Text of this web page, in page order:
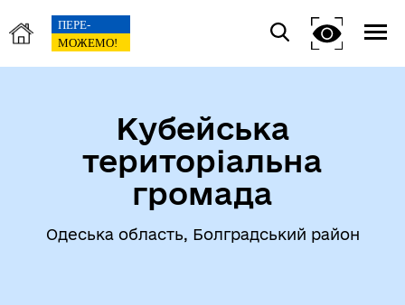
Кубейська
територіальна
громада
Одеська область, Болградський район